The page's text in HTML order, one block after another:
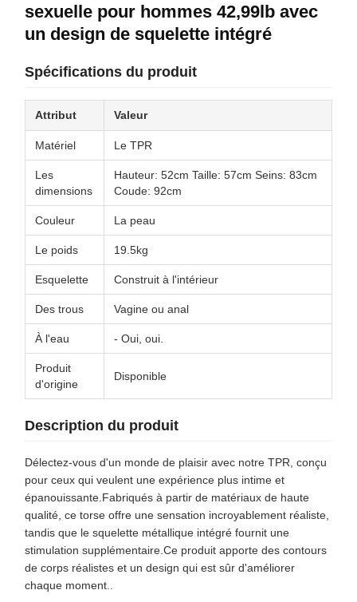
sexuelle pour hommes 42,99lb avec
un design de squelette intégré
Spécifications du produit
Attribut Valeur
Matériel Le TPR
Les
dimensions
Hauteur: 52cm Taille: 57cm Seins: 83cm
Coude: 92cm
Couleur La peau
Le poids 19.5kg
Esquelette Construit à l'intérieur
Des trous Vagine ou anal
À l'eau - Oui, oui.
Produit
d'origine
Disponible
Description du produit
Délectez-vous d'un monde de plaisir avec notre TPR, conçu
pour ceux qui veulent une expérience plus intime et
épanouissante.Fabriqués à partir de matériaux de haute
qualité, ce torse offre une sensation incroyablement réaliste,
tandis que le squelette métallique intégré fournit une
stimulation supplémentaire.Ce produit apporte des contours
de corps réalistes et un design qui est sûr d'améliorer
chaque moment..